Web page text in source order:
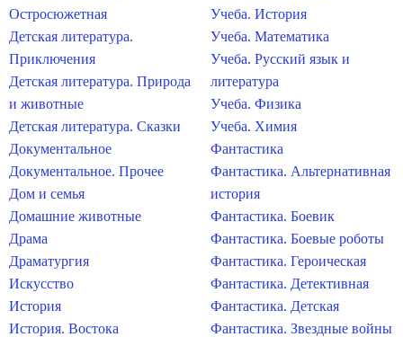
Остросюжетная
Детская литература.
Приключения
Детская литература. Природа
и животные
Детская литература. Сказки
Документальное
Документальное. Прочее
Дом и семья
Домашние животные
Драма
Драматургия
Искусство
История
История. Востока
Учеба. История
Учеба. Математика
Учеба. Русский язык и
литература
Учеба. Физика
Учеба. Химия
Фантастика
Фантастика. Альтернативная
история
Фантастика. Боевик
Фантастика. Боевые роботы
Фантастика. Героическая
Фантастика. Детективная
Фантастика. Детская
Фантастика. Звездные войны